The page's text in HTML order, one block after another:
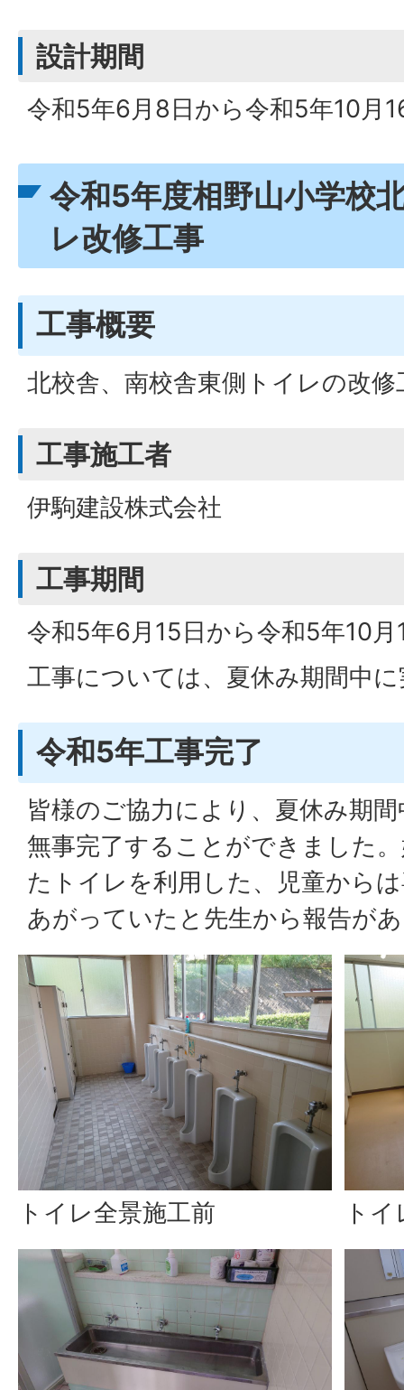
設計期間
令和5年6月8日から令和5年10月
令和5年度相野山小学校
レ改修工事
工事概要
北校舎、南校舎東側トイレの改
工事施工者
伊駒建設株式会社
工事期間
令和5年6月15日から令和5年10
工事については、夏休み期間中
令和5年工事完了
皆様のご協力により、夏休み期
無事完了することができました
たトイレを利用した、児童から
あがっていたと先生から報告が
トイレ全景施工前 ト